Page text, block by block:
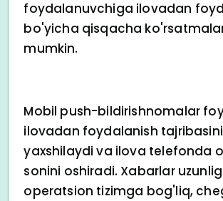
foydalanuvchiga ilovadan
bo'yicha qisqacha
mumkin.
Mobil push-bildirishnomalar
ilovadan foydalanish tajribasini
yaxshilaydi va ilova telefonda
sonini oshiradi. Xabarlar
operatsion tizimga bog'liq,